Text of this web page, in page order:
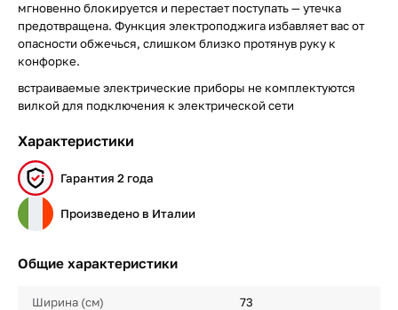
мгновенно блокируется и перестает поступать — утечка
предотвращена. Функция электроподжига избавляет вас от
опасности обжечься, слишком близко протянув руку к
конфорке.
встраиваемые электрические приборы не комплектуются
вилкой для подключения к электрической сети
Характеристики
Гарантия 2 года
Произведено в Италии
Общие характеристики
Ширина (см) 73